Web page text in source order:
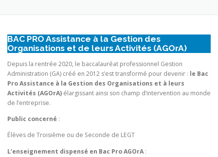
BAC PRO Assistance à la Gestion des
Organisations et de leurs Activités (AGOrA)
Depuis la rentrée 2020, le baccalauréat professionnel Gestion
Administration (GA) créé en 2012 s’est transformé pour devenir : le Bac
Pro Assistance à la Gestion des Organisations et à leurs
Activités (AGOrA) élargissant ainsi son champ d’intervention au monde
de l’entreprise.
Public concerné :
Élèves de Troisième ou de Seconde de LEGT
L’enseignement dispensé en Bac Pro AGOrA: